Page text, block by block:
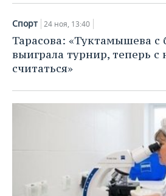
Спорт 24 ноя, 13:40
Тарасова: «Туктамышева с
выиграла турнир, теперь с
считаться»